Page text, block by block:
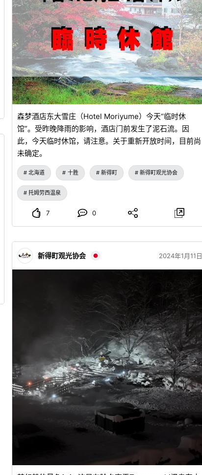
森梦酒店东大雪庄（Hotel Moriyume）今天“临时休
馆”。受昨晚降雨的影响，酒店门前发生了泥石流。因
此，今天临时休馆，请注意。关于重新开放时间，目前尚
未确定。
北海道 十胜 新得町 新得町观光协会
托姆劳西温泉
7 0
新得町观光协会 2024年1月11日